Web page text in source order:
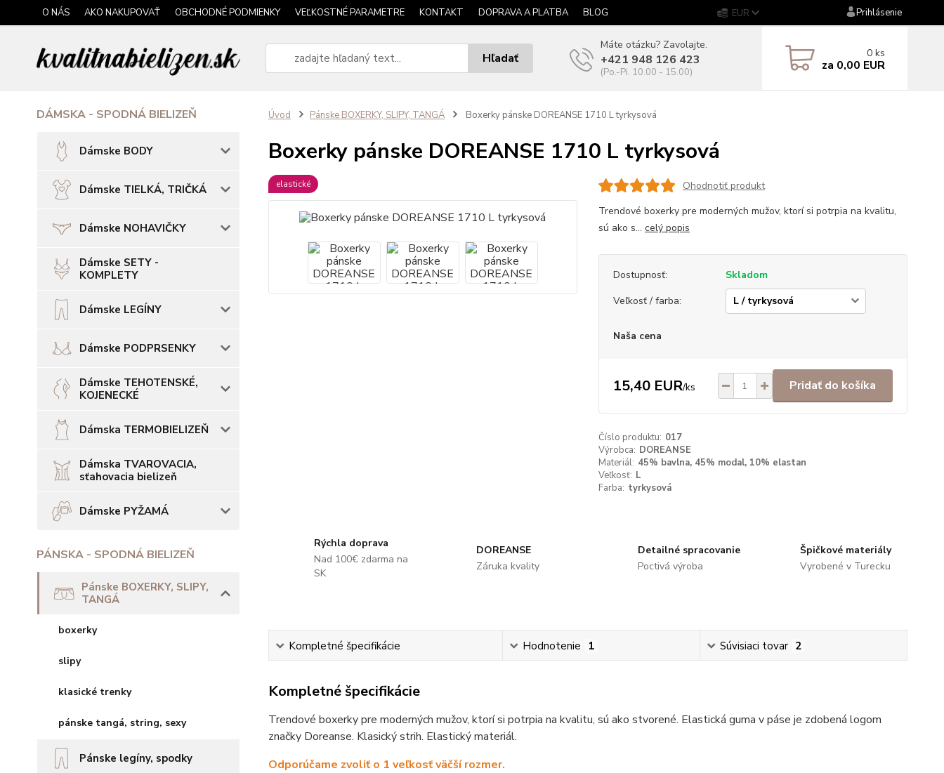
O NÁS AKO NAKUPOVAŤ OBCHODNÉ PODMIENKY VEĽKOSTNÉ PARAMETRE KONTAKT DOPRAVA A PLATBA BLOG EUR Prihlásenie
Hľadať
Máte otázku? Zavolajte.
+421 948 126 423
(Po.-Pi. 10.00 - 15.00)
0 ks
za 0,00 EUR
DÁMSKA - SPODNÁ BIELIZEŇ
Dámske BODY
Dámske TIELKÁ, TRIČKÁ
Dámske NOHAVIČKY
Dámske SETY -
KOMPLETY
Dámske LEGÍNY
Dámske PODPRSENKY
Dámske TEHOTENSKÉ,
KOJENECKÉ
Dámska TERMOBIELIZEŇ
Dámska TVAROVACIA,
sťahovacia bielizeň
Dámske PYŽAMÁ
PÁNSKA - SPODNÁ BIELIZEŇ
Pánske BOXERKY, SLIPY,
TANGÁ
boxerky
slipy
klasické trenky
pánske tangá, string, sexy
Pánske legíny, spodky
Úvod Pánske BOXERKY, SLIPY, TANGÁ Boxerky pánske DOREANSE 1710 L tyrkysová
Boxerky pánske DOREANSE 1710 L tyrkysová
elastické
Ohodnotiť produkt
Trendové boxerky pre moderných mužov, ktorí si potrpia na kvalitu,
sú ako s... celý popis
Dostupnosť:
Skladom
Veľkosť / farba:
Naša cena
15,40 EUR/ks Pridať do košíka
Číslo produktu: 017
Výrobca: DOREANSE
Materiál: 45% bavlna, 45% modal, 10% elastan
Veľkosť: L
Farba: tyrkysová
Rýchla doprava
Nad 100€ zdarma na
SK
DOREANSE
Záruka kvality
Detailné spracovanie
Poctivá výroba
Špičkové materiály
Vyrobené v Turecku
Kompletné špecifikácie Hodnotenie 1 Súvisiaci tovar 2
Kompletné špecifikácie
Trendové boxerky pre moderných mužov, ktorí si potrpia na kvalitu, sú ako stvorené. Elastická guma v páse je zdobená logom
značky Doreanse. Klasický strih. Elastický materiál.
Odporúčame zvoliť o 1 veľkosť väčší rozmer.